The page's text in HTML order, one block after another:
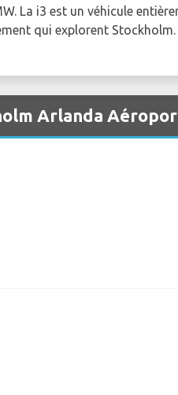
La i3 est un véhicule
qui explorent Stockholm.
Arlanda